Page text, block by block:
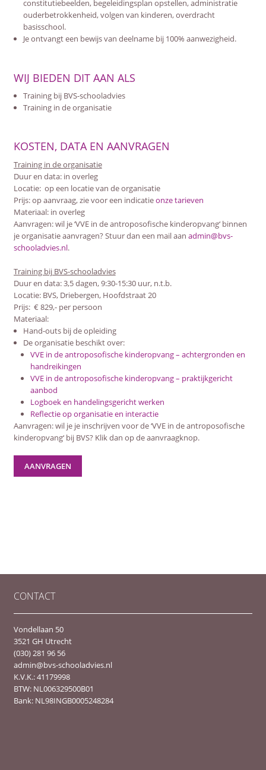
constitutiebeelden, begeleidingsplan opstellen, administratie
ouderbetrokkenheid, volgen van kinderen, overdracht
basisschool.
Je ontvangt een bewijs van deelname bij 100% aanwezigheid.
WIJ BIEDEN DIT AAN ALS
Training bij BVS-schooladvies
Training in de organisatie
KOSTEN, DATA EN AANVRAGEN
Training in de organisatie
Duur en data: in overleg
Locatie: op een locatie van de organisatie
Prijs: op aanvraag, zie voor een indicatieonze tarieven
Materiaal: in overleg
Aanvragen: wil je ‘VVE in de antroposofische kinderopvang‘ binnen
je organisatie aanvragen? Stuur dan een mail aan admin@bvs-
schooladvies.nl.
Training bij BVS-schooladvies
Duur en data:3,5 dagen, 9:30-15:30 uur, n.t.b.
Locatie: BVS, Driebergen, Hoofdstraat 20
Prijs: € 829,- per persoon
Materiaal:
Hand-outs bij de opleiding
De organisatie beschikt over:
VVE in de antroposofische kinderopvang – achtergronden en
handreikingen
VVE in de antroposofische kinderopvang – praktijkgericht
aanbod
Logboek en handelingsgericht werken
Reflectie op organisatie en interactie
Aanvragen: wil je je inschrijven voor de ‘VVE in de antroposofische
kinderopvang‘ bij BVS? Klik dan op de aanvraagknop.
AANVRAGEN
CONTACT
Vondellaan 50
3521 GH Utrecht
(030) 281 96 56
admin@bvs-schooladvies.nl
K.V.K.: 41179998
BTW: NL006329500B01
Bank: NL98INGB0005248284